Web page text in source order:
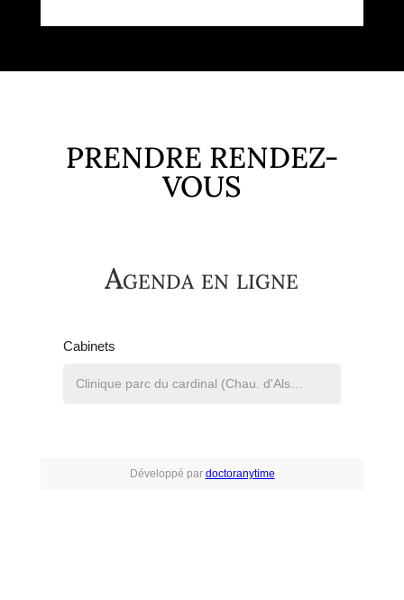
PRENDRE RENDEZ-
VOUS
Agenda en ligne